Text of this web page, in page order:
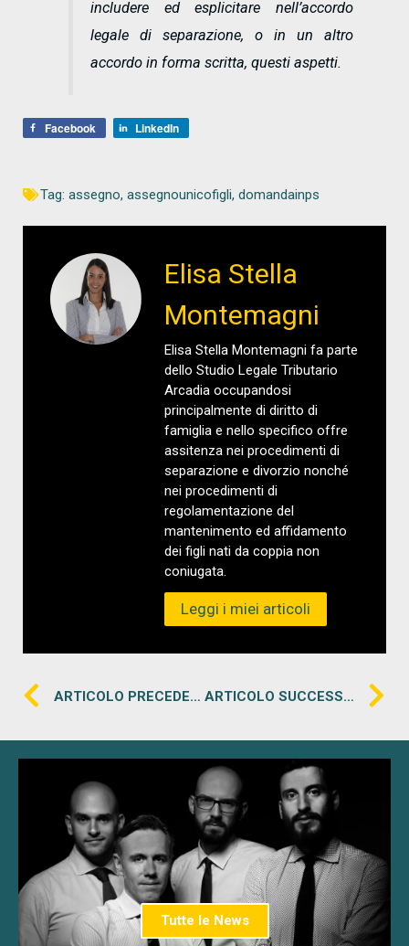
includere ed esplicitare nell’accordo
legale di separazione, o in un altro
accordo in forma scritta, questi aspetti.
Facebook LinkedIn
Tag: assegno, assegnounicofigli, domandainps
Elisa Stella
Montemagni
Elisa Stella Montemagni fa parte
dello Studio Legale Tributario
Arcadia occupandosi
principalmente di diritto di
famiglia e nello specifico offre
assitenza nei procedimenti di
separazione e divorzio nonché
nei procedimenti di
regolamentazione del
mantenimento ed affidamento
dei figli nati da coppia non
coniugata.
Leggi i miei articoli
ARTICOLO PRECEDENTE ARTICOLO SUCCESSIVO
Tutte le News